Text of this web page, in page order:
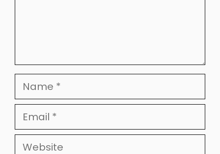
Name
Email
Website